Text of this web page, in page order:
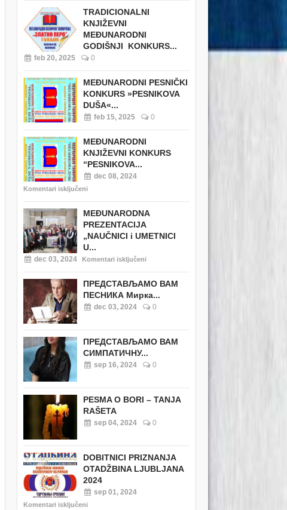
TRADICIONALNI
KNJIŽEVNI
MEĐUNARODNI
GODIŠNJI KONKURS...
feb 20, 2025 0
MEĐUNARODNI PESNIČKI
KONKURS »PESNIKOVA
DUŠA«...
feb 15, 2025 0
MEĐUNARODNI
KNJIŽEVNI KONKURS
“PESNIKOVA...
dec 08, 2024
Komentari isključeni
MEĐUNARODNA
PREZENTACIJA
„NAUČNICI i UMETNICI
U...
dec 03, 2024 Komentari isključeni
ПРЕДСТАВЉАМО ВАМ
ПЕСНИКА Мирка...
dec 03, 2024 0
ПРЕДСТАВЉАМО ВАМ
СИМПАТИЧНУ...
sep 16, 2024 0
PESMA O BORI – TANJA
RAŠETA
sep 04, 2024 0
DOBITNICI PRIZNANJA
OTADŽBINA LJUBLJANA
2024
sep 01, 2024
Komentari isključeni